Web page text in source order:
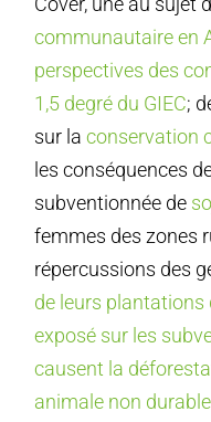
communautaire en
perspectives des
1,5 degré du GIEC;
sur laconservation
les conséquences
subventionnée de
femmes des zones
répercussions des
de leurs plantations
exposé sur les
causent la
animale non